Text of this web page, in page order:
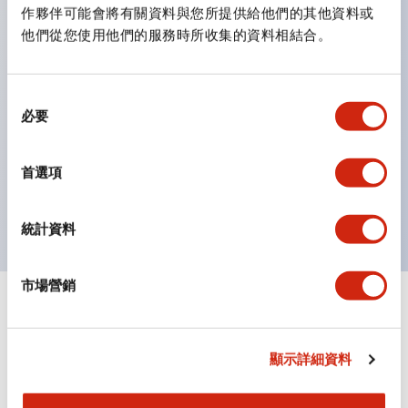
作夥伴可能會將有關資料與您所提供給他們的其他資料或
他們從您使用他們的服務時所收集的資料相結合。
必要
首選項
統計資料
市場營銷
顯示詳細資料
完整支援全球各地需求的多種電壓規格。
一顆 LED 燈泡即可呈現六種顏色（LSRD 燈泡）。以往
支援色彩通用設計（CUD）：可清楚辨識正方平頭形指
符合 ISO 3864-4 安全色規範：在危險或緊急狀況下，
文件和檔案
型錄和宣傳手冊 CAD檔 認證與標準 其他